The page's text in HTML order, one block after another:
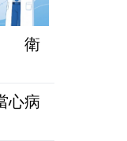
衛
心病